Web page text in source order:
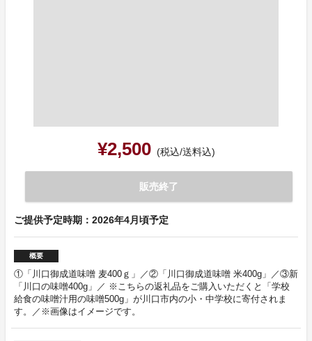
¥2,500 (税込/送料込)
販売終了
ご提供予定時期：2026年4月頃予定
概要
①「川口御成道味噌 麦400ｇ」／②「川口御成道味噌 米400g」／③新
「川口の味噌400g」／ ※こちらの返礼品をご購入いただくと「学校
給食の味噌汁用の味噌500g」が川口市内の小・中学校に寄付されま
す。／※画像はイメージです。